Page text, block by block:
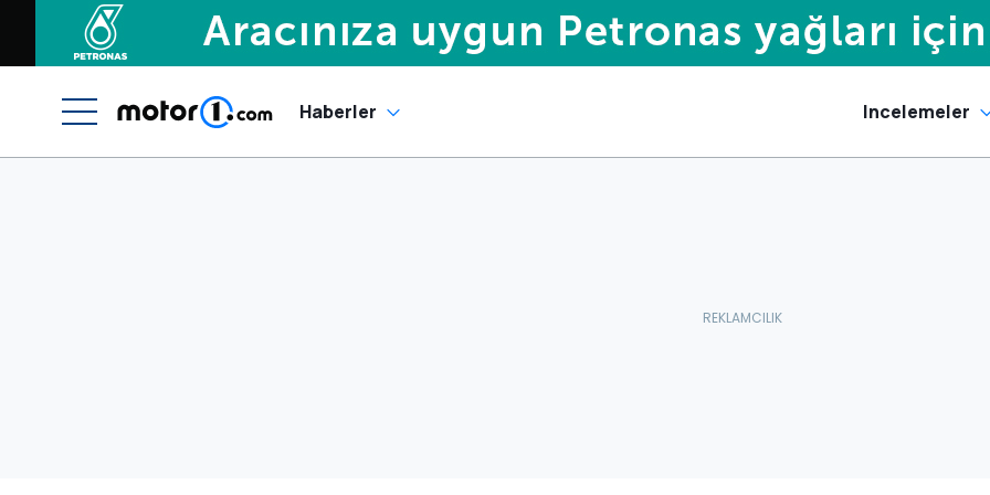
Haberler Incelemeler